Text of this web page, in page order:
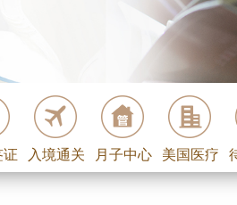
证 入境通关 月子中心 美国医疗